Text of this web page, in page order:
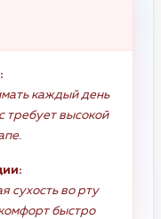
каждый день
требует высокой
сухость во рту
быстро